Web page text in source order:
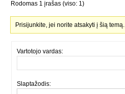
Rodomas 1 įrašas (viso: 1)
Prisijunkite, jei norite atsakyti į šią temą.
Vartotojo vardas:
Slaptažodis: